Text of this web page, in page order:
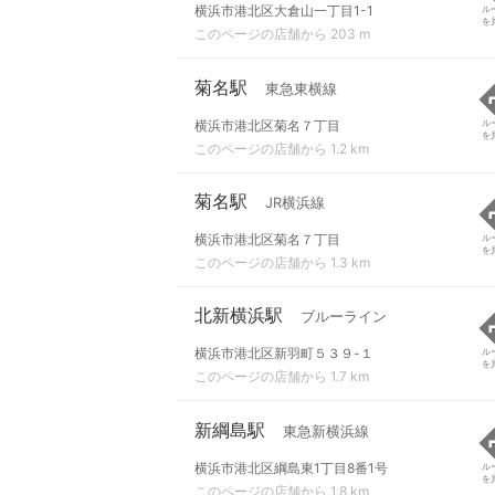
横浜市港北区大倉山一丁目1-1
このページの店舗から 203 m
ル
を
菊名駅 東急東横線
横浜市港北区菊名７丁目
このページの店舗から 1.2 km
ル
を
菊名駅 JR横浜線
横浜市港北区菊名７丁目
このページの店舗から 1.3 km
ル
を
北新横浜駅 ブルーライン
横浜市港北区新羽町５３９-１
このページの店舗から 1.7 km
ル
を
新綱島駅 東急新横浜線
横浜市港北区綱島東1丁目8番1号
このページの店舗から 1.8 km
ル
を